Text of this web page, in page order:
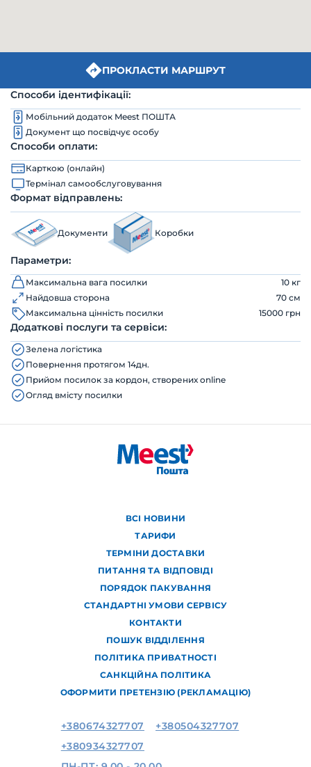
ПРОКЛАСТИ МАРШРУТ
Способи ідентифікації:
Мобільний додаток Meest ПОШТА
Документ що посвідчує особу
Способи оплати:
Карткою (онлайн)
Термінал самообслуговування
Формат відправлень:
Документи Коробки
Параметри:
Максимальна вага посилки
10 кг
Найдовша сторона
70 см
Максимальна цінність посилки
15000 грн
Додаткові послуги та сервіси:
Зелена логістика
Повернення протягом 14дн.
Прийом посилок за кордон, створених online
Огляд вмісту посилки
ВСІ НОВИНИ
ТАРИФИ
ТЕРМІНИ ДОСТАВКИ
ПИТАННЯ ТА ВІДПОВІДІ
ПОРЯДОК ПАКУВАННЯ
СТАНДАРТНІ УМОВИ СЕРВІСУ
КОНТАКТИ
ПОШУК ВІДДІЛЕННЯ
ПОЛІТИКА ПРИВАТНОСТІ
САНКЦІЙНА ПОЛІТИКА
ОФОРМИТИ ПРЕТЕНЗІЮ (РЕКЛАМАЦІЮ)
+380674327707
+380504327707
+380934327707